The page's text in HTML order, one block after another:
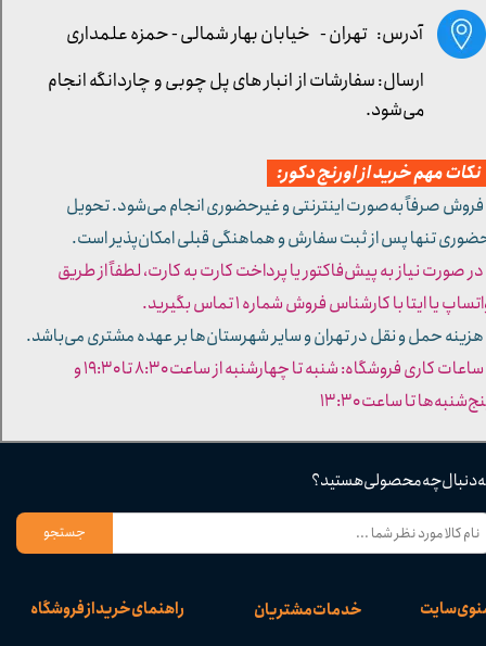
راهنمای خرید از فروشگاه خدمات مشتریان سایت
دنبال چه محصولی هستید؟
جستجو
آدرس: تهران - خیابان بهار شمالی - حمزه علمداری
مهم خرید از اورنج دکور:
صرفاً به‌صورت اینترنتی و غیرحضوری انجام می‌شود. تحویل
تنها پس از ثبت سفارش و هماهنگی قبلی امکان‌پذیر است.
صورت نیاز به پیش‌فاکتور یا پرداخت کارت به کارت، لطفاً از طریق
یا ایتا با کارشناس فروش شماره ۱ تماس بگیرید.
حمل و نقل در تهران و سایر شهرستان‌ها بر عهده مشتری می‌باشد.
- ساعات کاری فروشگاه: شنبه تا چهارشنبه از ساعت ۸:۳۰ تا ۱۹:۳۰ و
تا ساعت ۱۳:۳۰​​​​​​​
ارسال: سفارشات از انبار های پل چوبی و چاردانگه انجام
می‌شود.